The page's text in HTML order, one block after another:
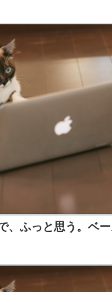
、ふっと思う。ベ